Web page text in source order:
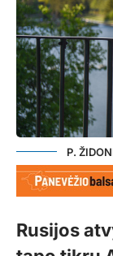
P.
Rusijos